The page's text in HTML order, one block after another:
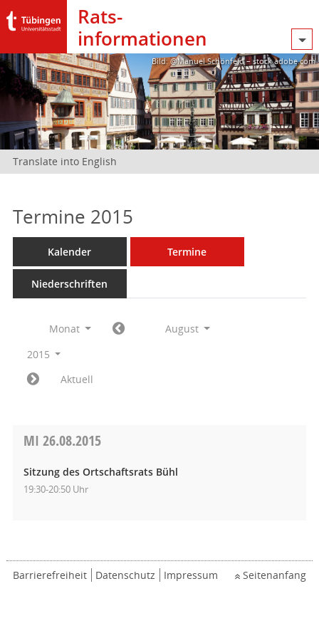
Rats­
informationen
Bild: @Manuel Schönfeld – stock.adobe.com
Translate into English
Termine 2015
Kalender Termine
Niederschriften
Monat
August
2015
Aktuell
MI 26.08.2015
Sitzung des Ortschaftsrats Bühl
19:30-20:50 Uhr
Barrierefreiheit Datenschutz Impressum Seitenanfang